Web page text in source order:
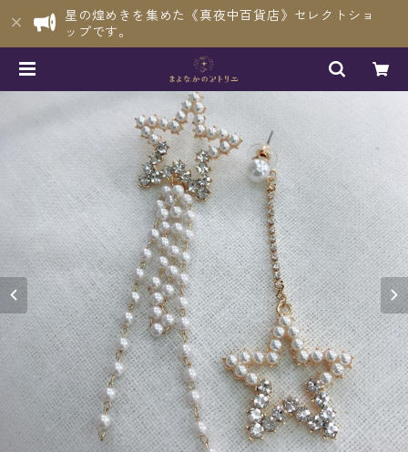
星の煌めきを集めた《真夜中百貨店》セレクトショ
ップです。